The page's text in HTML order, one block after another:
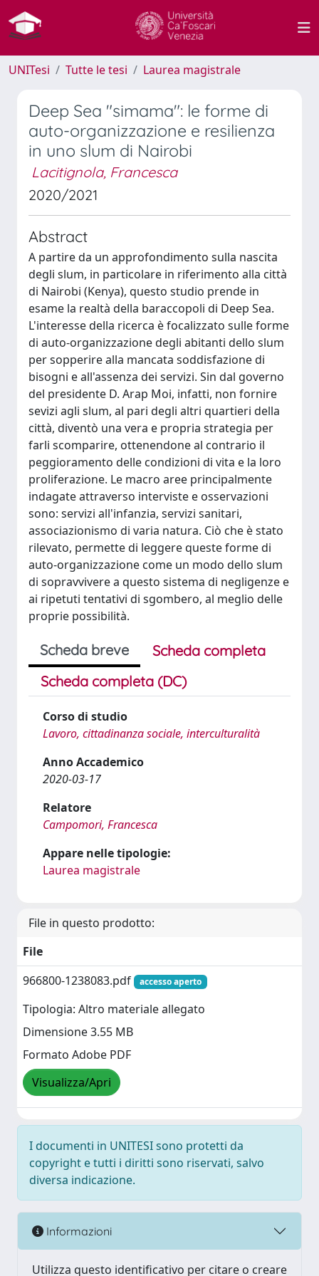
UNITesi Tutte le tesi Laurea magistrale
Deep Sea "simama": le forme di
auto-organizzazione e resilienza
in uno slum di Nairobi
Lacitignola, Francesca
2020/2021
Abstract
A partire da un approfondimento sulla nascita
degli slum, in particolare in riferimento alla città
di Nairobi (Kenya), questo studio prende in
esame la realtà della baraccopoli di Deep Sea.
L'interesse della ricerca è focalizzato sulle forme
di auto-organizzazione degli abitanti dello slum
per sopperire alla mancata soddisfazione di
bisogni e all'assenza dei servizi. Sin dal governo
del presidente D. Arap Moi, infatti, non fornire
sevizi agli slum, al pari degli altri quartieri della
città, diventò una vera e propria strategia per
farli scomparire, ottenendone al contrario il
peggioramento delle condizioni di vita e la loro
proliferazione. Le macro aree principalmente
indagate attraverso interviste e osservazioni
sono: servizi all'infanzia, servizi sanitari,
associazionismo di varia natura. Ciò che è stato
rilevato, permette di leggere queste forme di
auto-organizzazione come un modo dello slum
di sopravvivere a questo sistema di negligenze e
ai ripetuti tentativi di sgombero, al meglio delle
proprie possibilità.
Scheda breve
Scheda completa
Scheda completa (DC)
Corso di studio
Lavoro, cittadinanza sociale, interculturalità
Anno Accademico
2020-03-17
Relatore
Campomori, Francesca
Appare nelle tipologie:
Laurea magistrale
File in questo prodotto:
File
966800-1238083.pdf
accesso aperto
Tipologia: Altro materiale allegato
Dimensione 3.55 MB
Formato Adobe PDF
Visualizza/Apri
I documenti in UNITESI sono protetti da
copyright e tutti i diritti sono riservati, salvo
diversa indicazione.
Informazioni
Utilizza questo identificativo per citare o creare